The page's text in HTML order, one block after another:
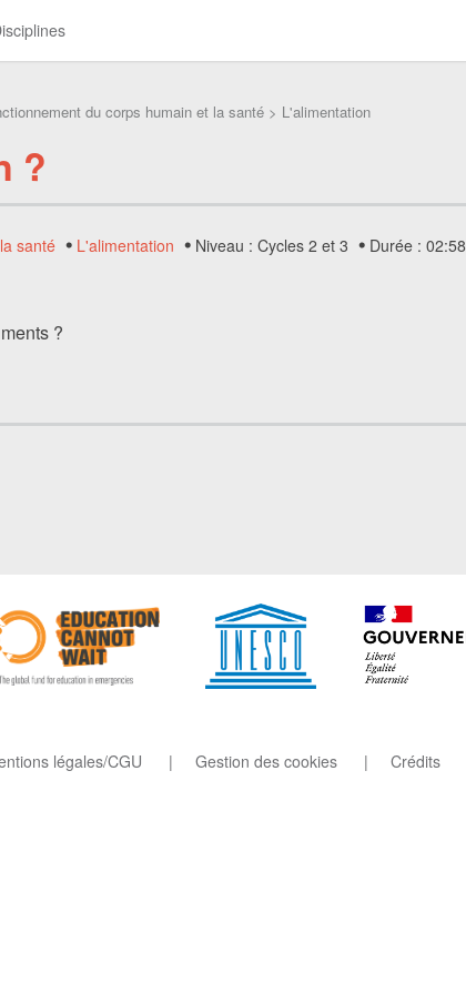
du corps humain et la santé > L'alimentation
?
santé L'alimentation Niveau : Cycles 2 et 3 Durée : 02:58
?
légales/CGU Gestion des cookies Crédits